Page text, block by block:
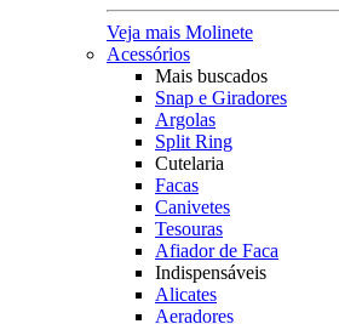
Veja mais Molinete
Acessórios
Mais buscados
Snap e Giradores
Argolas
Split Ring
Cutelaria
Facas
Canivetes
Tesouras
Afiador de Faca
Indispensáveis
Alicates
Aeradores